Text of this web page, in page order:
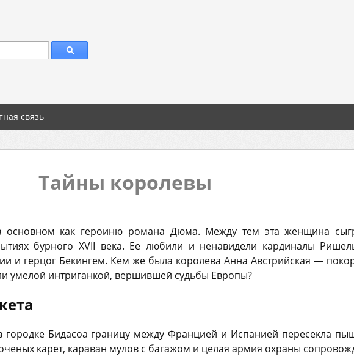
связь
Тайны королевы
основном как героиню романа Дюма. Между тем эта женщина
бурного ХVII века. Ее любили и ненавидели кардиналы
и герцог Бекингем. Кем же была королева Анна Австрийская —
умелой интриганкой, вершившей судьбы Европы?
городке Бидасоа границу между Францией и Испанией пересекла
карет, караван мулов с багажом и целая армия охраны